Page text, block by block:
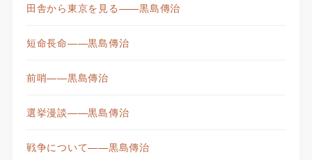
田舎から東京を見る——黒島傳治
短命長命——黒島傳治
前哨——黒島傳治
選挙漫談——黒島傳治
戦争について——黒島傳治